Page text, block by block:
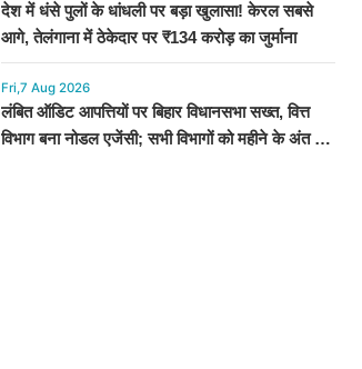
देश में धंसे पुलों के धांधली पर बड़ा खुलासा! केरल सबसे
आगे, तेलंगाना में ठेकेदार पर ₹134 करोड़ का जुर्माना
Fri,7 Aug 2026
लंबित ऑडिट आपत्तियों पर बिहार विधानसभा सख्त, वित्त
विभाग बना नोडल एजेंसी; सभी विभागों को महीने के अंत तक